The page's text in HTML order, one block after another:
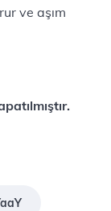
ve aşım